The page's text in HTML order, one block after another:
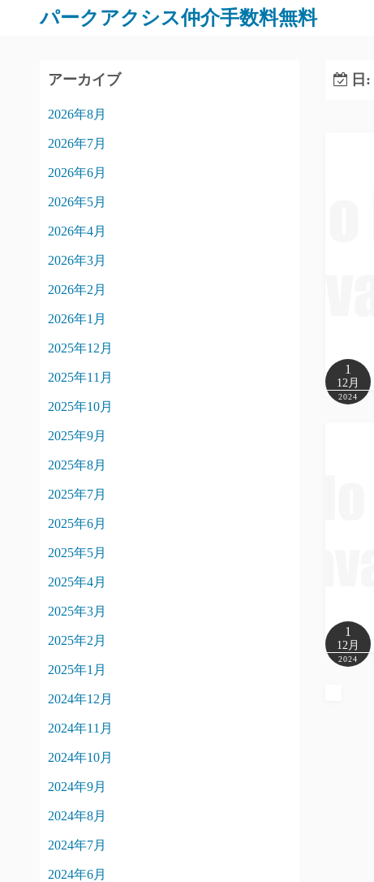
パークアクシス仲介手数料無料
日:
1
12月
2024
1
12月
2024
アーカイブ
2026年8月
2026年7月
2026年6月
2026年5月
2026年4月
2026年3月
2026年2月
2026年1月
2025年12月
2025年11月
2025年10月
2025年9月
2025年8月
2025年7月
2025年6月
2025年5月
2025年4月
2025年3月
2025年2月
2025年1月
2024年12月
2024年11月
2024年10月
2024年9月
2024年8月
2024年7月
2024年6月